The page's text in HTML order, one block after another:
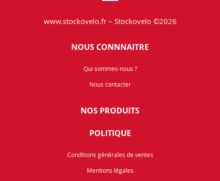
www.stockovelo.fr – Stockovelo ©2026
NOUS CONNNAITRE
Qui sommes-nous ?
Nous contacter
NOS PRODUITS
POLITIQUE
Conditions générales de ventes
Mentions légales